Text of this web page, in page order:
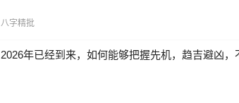
八字精批
2026年已经到来，如何能够把握先机，趋吉避凶，